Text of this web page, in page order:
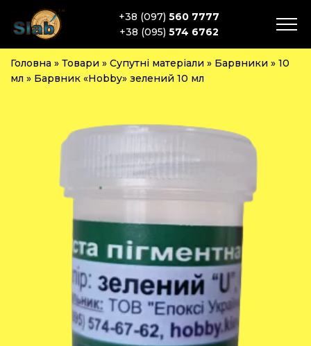
+38 (097) 560 7777
+38 (095) 574 6762
Головна » Товари » Супутні матеріали » Барвники » 10
мл » Барвник «Hobby» зелений 10 мл